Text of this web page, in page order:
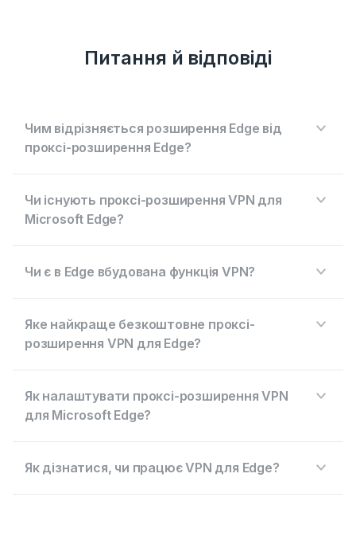
Питання й відповіді
Чим відрізняється розширення Edge від
проксі-розширення Edge?
Чи існують проксі-розширення VPN для
Microsoft Edge?
Чи є в Edge вбудована функція VPN?
Яке найкраще безкоштовне проксі-
розширення VPN для Edge?
Як налаштувати проксі-розширення VPN
для Microsoft Edge?
Як дізнатися, чи працює VPN для Edge?